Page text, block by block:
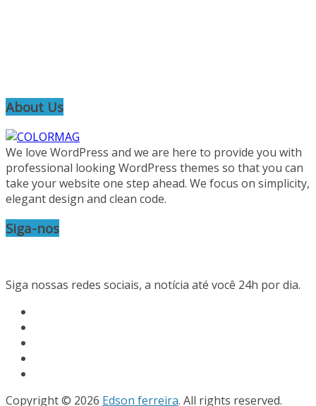
About Us
We love WordPress and we are here to provide you with
professional looking WordPress themes so that you can
take your website one step ahead. We focus on simplicity,
elegant design and clean code.
Siga-nos
Siga nossas redes sociais, a notícia até você 24h por dia.
Copyright © 2026 Edson ferreira. All rights reserved.